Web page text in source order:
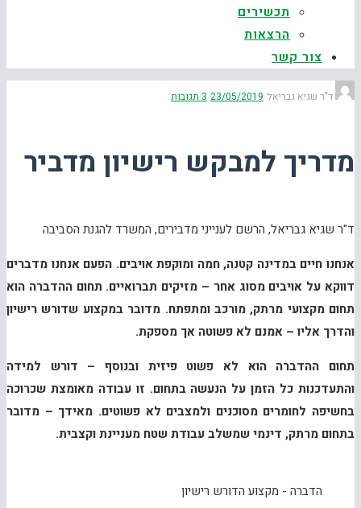
תכשירים
הרצאות
צור קשר
ד"ר שגיא גבריאל 23/05/2019 3 תגובות
מדריך למבקש רישיון מדביר
ד"ר שגיא גבריאל, הרשם לענייני מדבירים, המשרד להגנת הסביבה
אנחנו חיים במדינה קטנה, חמה ומוקפת אויבים. הפעם אנחנו מדברים
דווקא על אויבים מסוג אחר – מזיקים תברואיים. תחום ההדברה הוא
תחום מקצועי מרתק, מורכב ומתפתח. מדובר במקצוע שדורש רישיון
והדרך אליו – אמנם לא פשוטה אך מספקת.
תחום ההדברה הוא לא פשוט פיזית ובנוסף – דורש למידה
והתעדכנות כל הזמן על הנעשה בתחום. זו עבודה מאומצת שכרוכה
בחשיפה לחומרים מסוכנים ולמצבים לא פשוטים. מאידך – מדובר
בתחום מרתק, דינמי שמשלב עבודת שטח מעניינת וקצבית.
הדברה - מקצוע הדורש רישיון